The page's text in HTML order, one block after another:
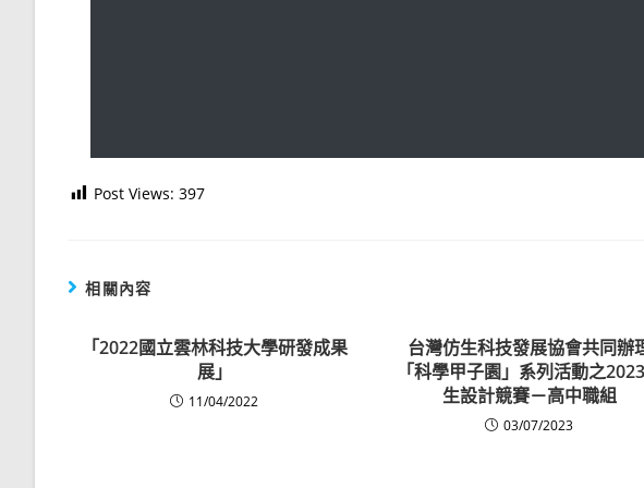
Post Views: 397
相關內容
「2022國立雲林科技大學研發成果
展」
11/04/2022
台灣仿生科技發展協會共同辦
「科學甲子園」系列活動之
生設計競賽－高中職組
03/07/2023